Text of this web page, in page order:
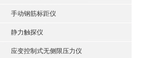
手动钢筋标距仪
静力触探仪
应变控制式无侧限压力仪